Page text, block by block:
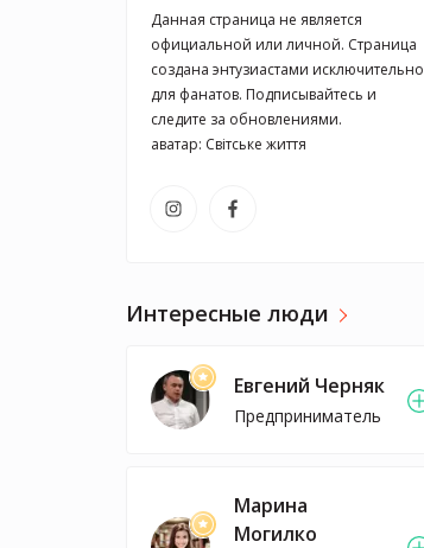
Данная страница не является
официальной или личной. Страница
создана энтузиастами исключительно
для фанатов. Подписывайтесь и
следите за обновлениями.
аватар: Світське життя
Интересные люди
Евгений Черняк
Предприниматель
Марина
Могилко